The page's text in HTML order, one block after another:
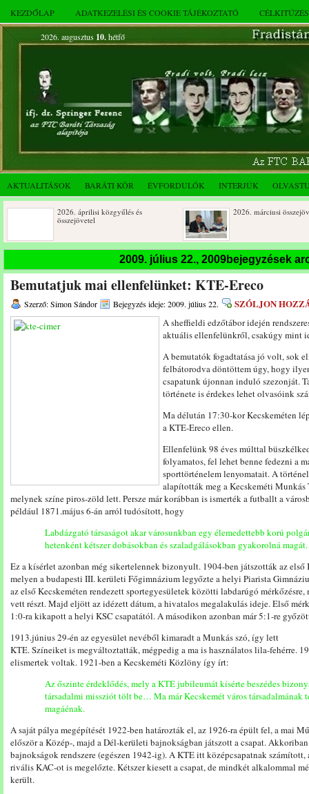
KEZDŐLAP ADATKEZELÉSI ÉS COOKIE TÁJÉKOZTATÓ
2026. augusztus 10.hétfő
AKTUALITÁSOK BARÁTI KÖR ÉVFORDULÓK INTERJÚK
2026. áprilisi közgyűlés és
összejövetel
2026. márciusi összejövetel
Rendkívüli közgyűlés és a 2025.
Dálnoki József 90 éves
2009. július 22., 2009bejegyzések
Bemutatjuk mai ellenfelünket: KTE-Ereco
Szerző: Simon Sándor Bejegyzés ideje: 2009. július 22. SZÓLJON
A sheffieldi edzőtábor idején
aktuális ellenfelünkről, csakúgy mint
A bemutatók fogadtatása jó volt, sok
felbátorodva döntöttem úgy, hogy
csapatunk újonnan induló szezonját.
története is érdekes lehet olvasóink
Ma délután 17:30-kor Kecskeméten
a KTE-Ereco ellen.
Ellenfelünk 98 éves múlttal
folyamatos, fel lehet benne fedezni a
sporttörténelem lenyomatait. A
alapították meg a Kecskeméti
melynek színe piros-zöld lett. Persze már korábban is ismerték a futballt a
például 1871.május 6-án arról tudósított, hogy
Labdázgató társaságot akar városunkban egy élemedettebb korú
hetenként kétszer dobásokban és szaladgálásokban gyakorolná magát.
Ez a kísérlet azonban még sikertelennek bizonyult. 1904-ben játszották az első
melyen a budapesti III. kerületi Főgimnázium legyőzte a helyi Piarista
az első Kecskeméten rendezett sportegyesületek közötti labdarúgó
vett részt. Majd eljött az idézett dátum, a hivatalos megalakulás ideje. Első
1:0-ra kikapott a helyi KSC csapatától. A másodikon azonban már 5:1-re
1913.június 29-én az egyesület nevéből kimaradt a Munkás szó, így lett
KTE. Színeiket is megváltoztatták, mégpedig a ma is használatos lila-fehérre.
elismertek voltak. 1921-ben a Kecskeméti Közlöny így írt:
Az őszinte érdeklődés, mely a KTE jubileumát kísérte beszédes
társadalmi missziót tölt be… Ma már Kecskemét város társadalmának
magáénak.
A saját pálya megépítését 1922-ben határozták el, az 1926-ra épült fel, a mai
először a Közép-, majd a Dél-kerületi bajnokságban játszott a csapat.
bajnokságok rendszere (egészen 1942-ig). A KTE itt középcsapatnak
rivális KAC-ot is megelőzte. Kétszer kiesett a csapat, de mindkét alkalommal
került.